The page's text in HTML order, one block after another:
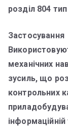
розділ 804
Застосування
механічних
зусиль, що
контрольних